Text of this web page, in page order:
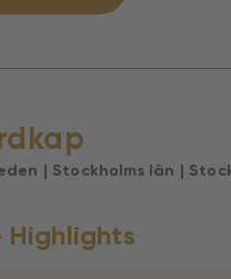
| Stockholms Iän |
Highlights